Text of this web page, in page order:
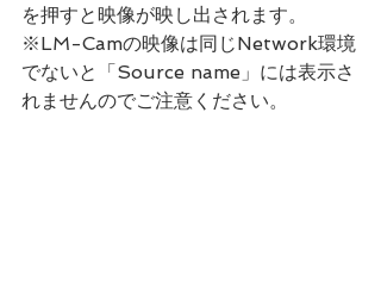
を押すと映像が映し出されます。
※LM-Camの映像は同じNetwork環境
でないと「Source name」には表示さ
れませんのでご注意ください。